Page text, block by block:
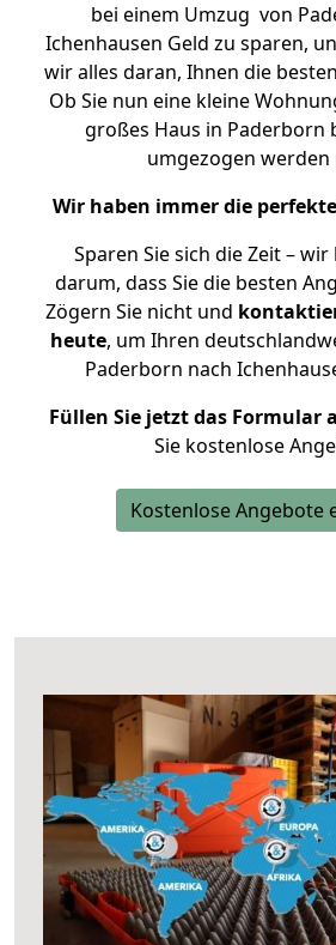
bei einem Umzug von
Ichenhausen Geld zu sparen,
wir alles daran, Ihnen die
Ob Sie nun eine kleine
großes Haus in Paderborn
umgezogen werden
Wir haben immer die
Sparen Sie sich die Zeit –
darum, dass Sie die besten
Zögern Sie nicht und
heute, um Ihren
Paderborn nach
Füllen Sie jetzt das Formular
Sie kostenlose
Kostenlose Angebote